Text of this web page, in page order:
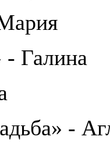
- Галина
-